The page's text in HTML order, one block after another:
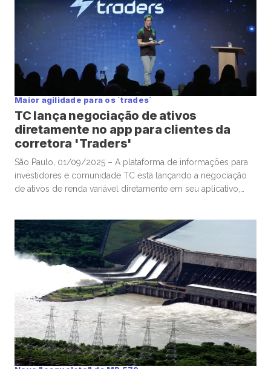
Maior agilidade para os ´trades´
TC lança negociação de ativos
diretamente no app para clientes da
corretora 'Traders'
São Paulo, 01/09/2025 – A plataforma de informações para
investidores e comunidade TC está lançando a negociação
de ativos de renda variável diretamente em seu aplicativo,
cotações, uma agência de notícias e inteligência de mercado
24×7, […]